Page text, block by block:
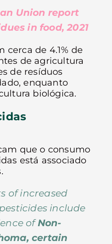
Union report
in food, 2021
cerca de 4.1% de
de agricultura
de resíduos
enquanto
biológica.
que o consumo
está associado
of increased
include
ofNon-
certain